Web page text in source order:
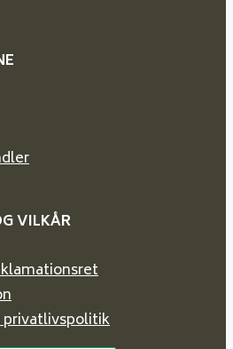
VILKÅR
privatlivspolitik